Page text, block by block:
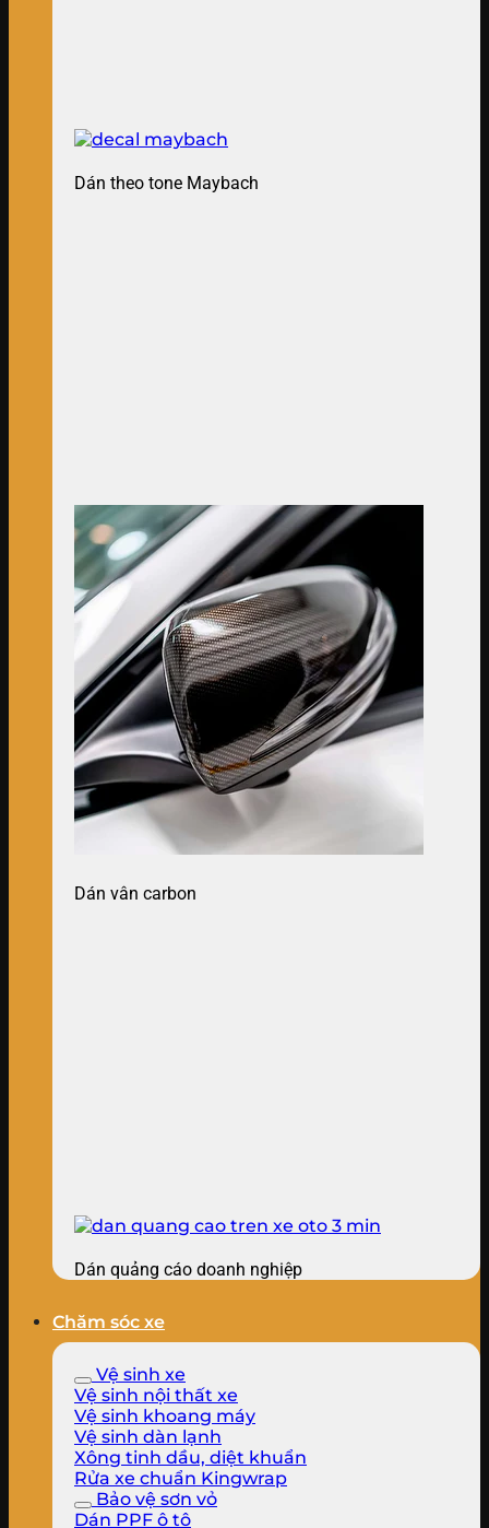
Dán theo tone Maybach
Dán vân carbon
Dán quảng cáo doanh nghiệp
Chăm sóc xe
Vệ sinh xe
Vệ sinh nội thất xe
Vệ sinh khoang máy
Vệ sinh dàn lạnh
Xông tinh dầu, diệt khuẩn
Rửa xe chuẩn Kingwrap
Bảo vệ sơn vỏ
Dán PPF ô tô